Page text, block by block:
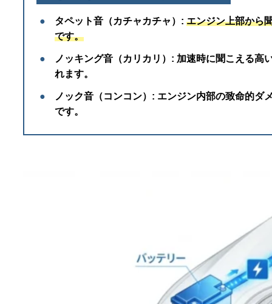
● タペット音（カチャカチャ）: エンジン上部から
です。
● ノッキング音（カリカリ）: 加速時に聞こえる高
れます。
● ノック音（コンコン）: エンジン内部の致命的ダ
です。